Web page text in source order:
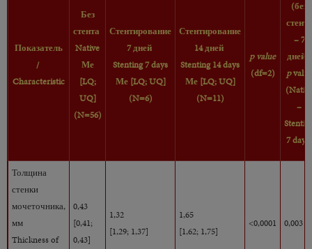
Показатель
/
Characteristic
Без
стента
Native
Ме
[LQ;
UQ]
(N=56)
Стентирование
7 дней
Stenting7days
Ме [LQ; UQ]
(N=6)
Стентирование
14дней
Stenting 14days
Ме [LQ; UQ]
(N=11)
p value
(df=2)
(без
стента
– 7
дней)
pvalue
–
7days)
Толщина
стенки
мочеточника,
мм
Thickness of
0,43
[0,41;
0,43]
1,32
[1,29; 1,37]
1,65
[1,62; 1,75]
<0,0001 0,003